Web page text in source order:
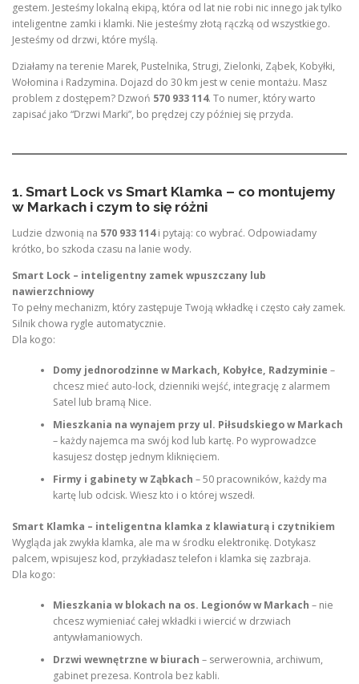
gestem. Jesteśmy lokalną ekipą, która od lat nie robi nic innego jak tylko
inteligentne zamki i klamki. Nie jesteśmy złotą rączką od wszystkiego.
Jesteśmy od drzwi, które myślą.
Działamy na terenie Marek, Pustelnika, Strugi, Zielonki, Ząbek, Kobyłki,
Wołomina i Radzymina. Dojazd do 30 km jest w cenie montażu. Masz
problem z dostępem? Dzwoń 570 933 114. To numer, który warto
zapisać jako “Drzwi Marki”, bo prędzej czy później się przyda.
1. Smart Lock vs Smart Klamka – co montujemy
w Markach i czym to się różni
Ludzie dzwonią na 570 933 114i pytają: co wybrać. Odpowiadamy
krótko, bo szkoda czasu na lanie wody.
Smart Lock – inteligentny zamek wpuszczany lub
nawierzchniowy
To pełny mechanizm, który zastępuje Twoją wkładkę i często cały zamek.
Silnik chowa rygle automatycznie.
Dla kogo:
Domy jednorodzinne w Markach, Kobyłce, Radzyminie –
chcesz mieć auto-lock, dzienniki wejść, integrację z alarmem
Satel lub bramą Nice.
Mieszkania na wynajem przy ul. Piłsudskiego w Markach
– każdy najemca ma swój kod lub kartę. Po wyprowadzce
kasujesz dostęp jednym kliknięciem.
Firmy i gabinety w Ząbkach – 50 pracowników, każdy ma
kartę lub odcisk. Wiesz kto i o której wszedł.
Smart Klamka – inteligentna klamka z klawiaturą i czytnikiem
Wygląda jak zwykła klamka, ale ma w środku elektronikę. Dotykasz
palcem, wpisujesz kod, przykładasz telefon i klamka się zazbraja.
Dla kogo:
Mieszkania w blokach na os. Legionów w Markach – nie
chcesz wymieniać całej wkładki i wiercić w drzwiach
antywłamaniowych.
Drzwi wewnętrzne w biurach – serwerownia, archiwum,
gabinet prezesa. Kontrola bez kabli.